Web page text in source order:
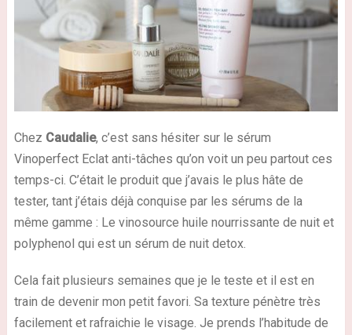
Chez Caudalie, c’est sans hésiter sur le sérum
Vinoperfect Eclat anti-tâches qu’on voit un peu partout ces
temps-ci. C’était le produit que j’avais le plus hâte de
tester, tant j’étais déjà conquise par les sérums de la
même gamme : Le vinosource huile nourrissante de nuit et
polyphenol qui est un sérum de nuit detox.
Cela fait plusieurs semaines que je le teste et il est en
train de devenir mon petit favori. Sa texture pénètre très
facilement et rafraichie le visage. Je prends l’habitude de